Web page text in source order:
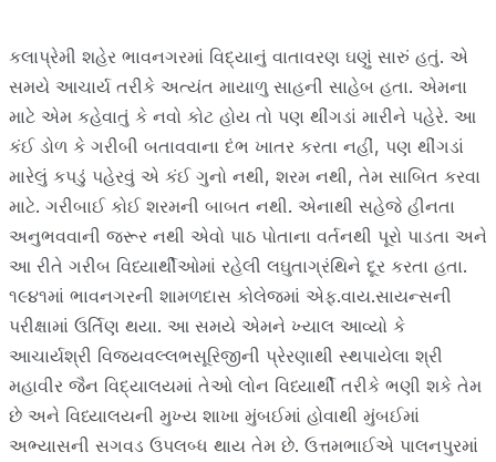
કલાપ્રેમી શહેર ભાવનગરમાં વિદ્યાનું વાતાવરણ ઘણું સારું હતું. એ
સમયે આચાર્ય તરીકે અત્યંત માયાળુ સાહની સાહેબ હતા. એમના
માટે એમ કહેવાતું કે નવો કોટ હોય તો પણ થીંગડાં મારીને પહેરે. આ
કંઈ ડોળ કે ગરીબી બતાવવાના દંભ ખાતર કરતા નહીં, પણ થીંગડાં
મારેલું કપડું પહેરવું એ કંઈ ગુનો નથી, શરમ નથી, તેમ સાબિત કરવા
માટે. ગરીબાઈ કોઈ શરમની બાબત નથી. એનાથી સહેજે હીનતા
અનુભવવાની જરૂર નથી એવો પાઠ પોતાના વર્તનથી પૂરો પાડતા અને
આ રીતે ગરીબ વિધ્યાર્થીઓમાં રહેલી લઘુતાગ્રંથિને દૂર કરતા હતા.
૧૯૪૧માં ભાવનગરની શામળદાસ કોલેજમાં એફ.વાય.સાયન્સની
પરીક્ષામાં ઉર્તિણ થયા. આ સમયે એમને ખ્યાલ આવ્યો કે
આચાર્યશ્રી વિજયવલ્લભસૂરિજીની પ્રેરણાથી સ્થપાયેલા શ્રી
મહાવીર જૈન વિદ્યાલયમાં તેઓ લોન વિધ્યાર્થી તરીકે ભણી શકે તેમ
છે અને વિધ્યાલયની મુખ્ય શાખા મુંબઈમાં હોવાથી મુંબઈમાં
અભ્યાસની સગવડ ઉપલબ્ધ થાય તેમ છે. ઉત્તમભાઈએ પાલનપુરમાં